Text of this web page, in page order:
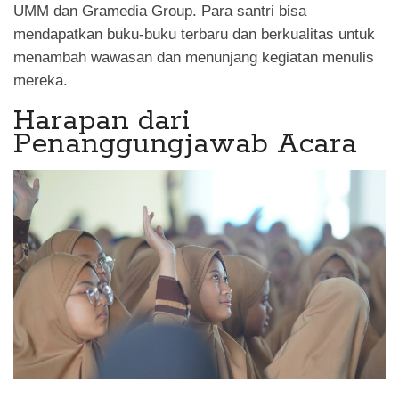
UMM dan Gramedia Group. Para santri bisa
mendapatkan buku-buku terbaru dan berkualitas untuk
menambah wawasan dan menunjang kegiatan menulis
mereka.
Harapan dari
Penanggungjawab Acara